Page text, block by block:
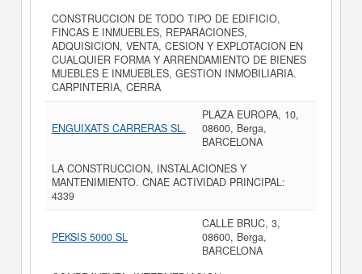
CONSTRUCCION DE TODO TIPO DE EDIFICIO,
FINCAS E INMUEBLES, REPARACIONES,
ADQUISICION, VENTA, CESION Y EXPLOTACION EN
CUALQUIER FORMA Y ARRENDAMIENTO DE BIENES
MUEBLES E INMUEBLES, GESTION INMOBILIARIA.
CARPINTERIA, CERRA
ENGUIXATS CARRERAS SL.
PLAZA EUROPA, 10,
08600, Berga,
BARCELONA
LA CONSTRUCCION, INSTALACIONES Y
MANTENIMIENTO. CNAE ACTIVIDAD PRINCIPAL:
4339
PEKSIS 5000 SL
CALLE BRUC, 3,
08600, Berga,
BARCELONA